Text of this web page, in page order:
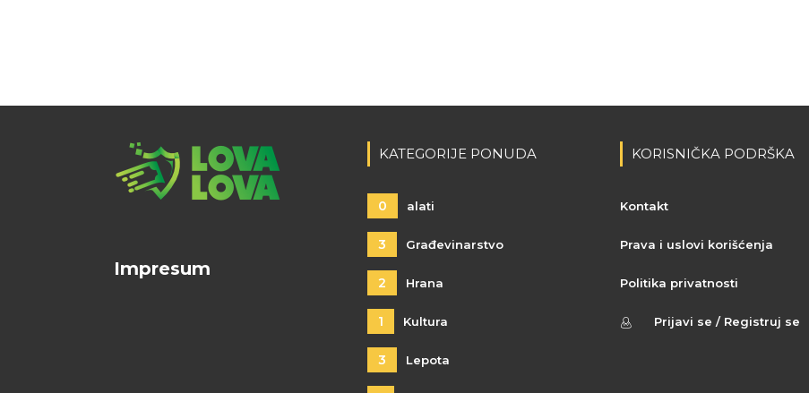
Impresum
KATEGORIJE PONUDA
0 alati
3 Građevinarstvo
2 Hrana
1 Kultura
3 Lepota
KORISNIČKA PODRŠKA
Kontakt
Prava i uslovi korišćenja
Politika privatnosti
Prijavi se / Registruj se